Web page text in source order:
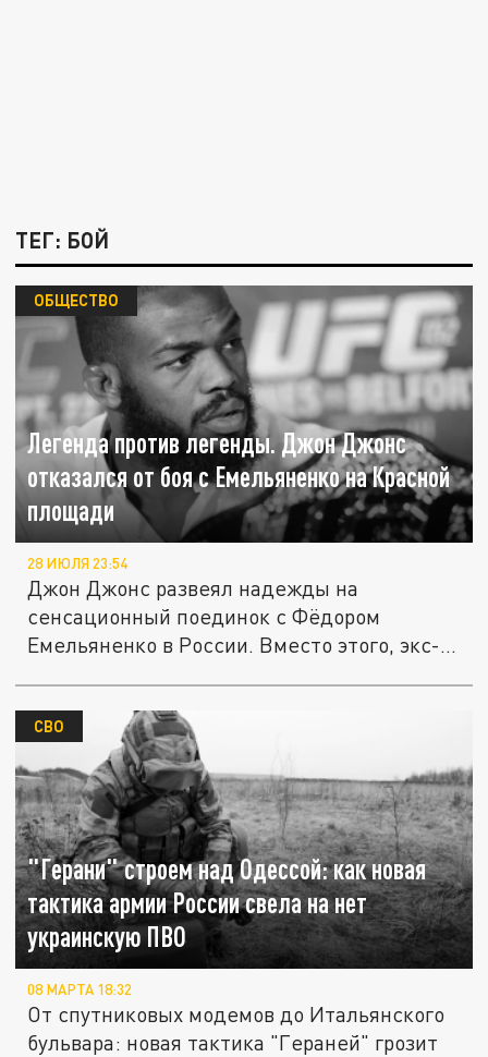
ТЕГ: БОЙ
Легенда против легенды. Джон Джонс
отказался от боя с Емельяненко на Красной
площади
ОБЩЕСТВО
28 ИЮЛЯ 23:54
Джон Джонс развеял надежды на
сенсационный поединок с Фёдором
Емельяненко в России. Вместо этого, экс-
"Герани" строем над Одессой: как новая
тактика армии России свела на нет
украинскую ПВО
СВО
08 МАРТА 18:32
От спутниковых модемов до Итальянского
бульвара: новая тактика "Гераней" грозит